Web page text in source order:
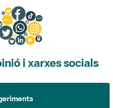
i xarxes socials